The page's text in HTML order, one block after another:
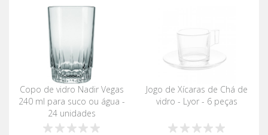
Copo de vidro Nadir Vegas
240 ml para suco ou água -
24 unidades
Jogo de Xícaras de Chá de
vidro - Lyor - 6 peças